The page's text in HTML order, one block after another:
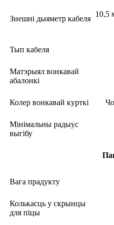
Знешні дыяметр кабеля
10,5
Тып кабеля
Матэрыял вонкавай
абалонкі
Колер вонкавай курткі
Мінімальны радыус
выгібу
Вага прадукту
Колькасць у скрынцы
для піцы